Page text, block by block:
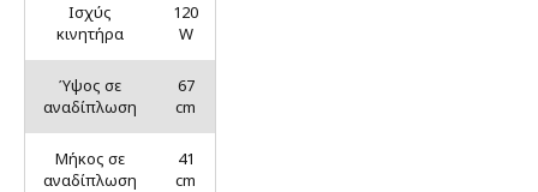
Ισχύς
κινητήρα
120
W
Ύψος σε
αναδίπλωση
67
cm
Μήκος σε
αναδίπλωση
41
cm